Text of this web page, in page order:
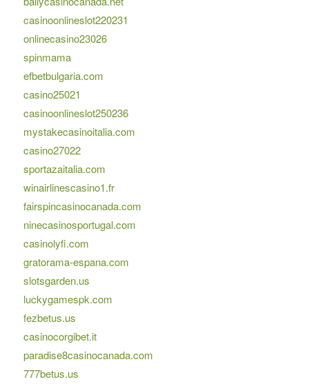
casinoonlineslot220231
onlinecasino23026
spinmama
efbetbulgaria.com
casino25021
casinoonlineslot250236
mystakecasinoitalia.com
casino27022
sportazaitalia.com
winairlinescasino1.fr
fairspincasinocanada.com
ninecasinosportugal.com
casinolyfi.com
gratorama-espana.com
slotsgarden.us
luckygamespk.com
fezbetus.us
casinocorgibet.it
paradise8casinocanada.com
777betus.us